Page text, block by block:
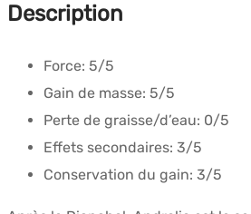
Description
Force: 5/5
Gain de masse: 5/5
Perte de graisse/d’eau: 0/5
Effets secondaires: 3/5
Conservation du gain: 3/5